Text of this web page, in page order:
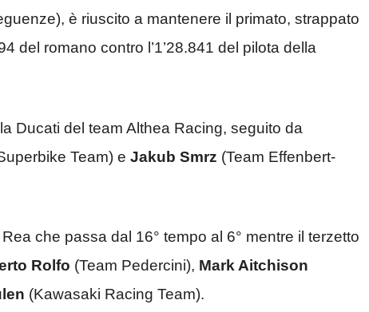
è riuscito a mantenere il primato, strappato
del romano contro l’1’28.841 del pilota della
Ducati del team Althea Racing, seguito da
Team) e Jakub Smrz (Team Effenbert-
che passa dal 16° tempo al 6° mentre il terzetto
Rolfo (Team Pedercini), Mark Aitchison
(Kawasaki Racing Team).